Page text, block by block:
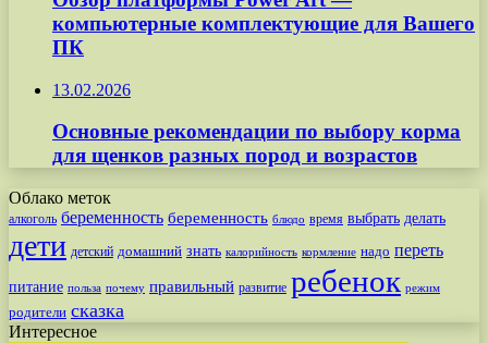
компьютерные комплектующие для Вашего
ПК
13.02.2026
Основные рекомендации по выбору корма
для щенков разных пород и возрастов
Облако меток
алкоголь беременность беременность блюдо время выбрать делать
дети детский домашний знать калорийность кормление надо переть
питание польза почему правильный развитие ребенок режим
родители сказка
Интересное